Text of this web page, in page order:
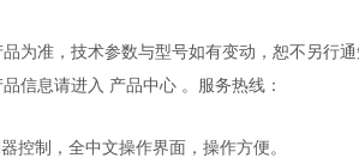
为准，技术参数与型号如有变动，恕不另行
信息请进入 产品中心 。服务热线：
控制，全中文操作界面，操作方便。